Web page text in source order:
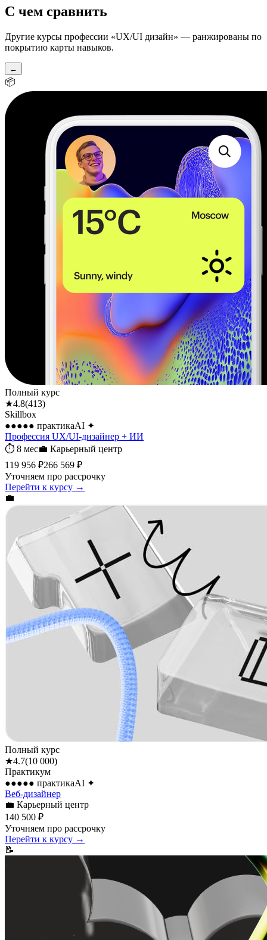
С чем сравнить
Другие курсы профессии «UX/UI дизайн» — ранжированы по
покрытию карты навыков.
←
📦
Полный курс
★4.8(413)
Skillbox
●●●●● практикаAI ✦
Профессия UX/UI-дизайнер + ИИ
⏱ 8 мес💼 Карьерный центр
119 956 ₽266 569 ₽
Уточняем про рассрочку
Перейти к курсу →
💼
Полный курс
★4.7(10 000)
Практикум
●●●●● практикаAI ✦
Веб-дизайнер
💼 Карьерный центр
140 500 ₽
Уточняем про рассрочку
Перейти к курсу →
📝